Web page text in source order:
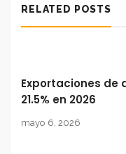
RELATED POSTS
Exportaciones de
21.5% en 2026
mayo 6, 2026